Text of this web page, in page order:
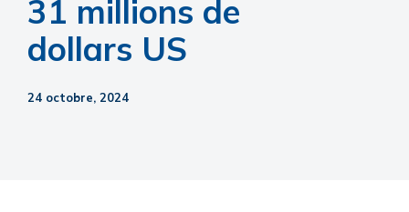
31 millions de
dollars US
24 octobre, 2024